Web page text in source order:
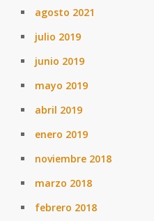
agosto 2021
julio 2019
junio 2019
mayo 2019
abril 2019
enero 2019
noviembre 2018
marzo 2018
febrero 2018